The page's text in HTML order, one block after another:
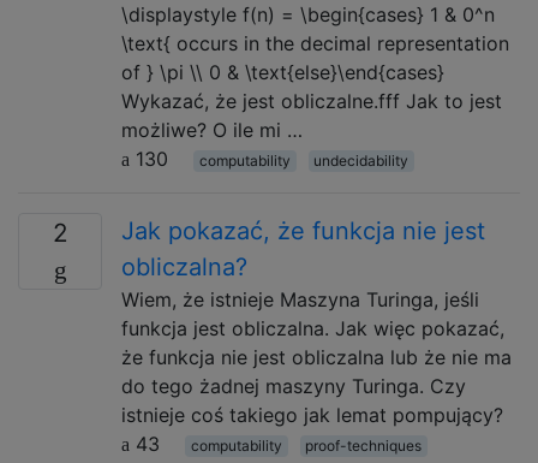
\displaystyle f(n) = \begin{cases} 1 & 0^n
\text{ occurs in the decimal representation
of } \pi \\ 0 & \text{else}\end{cases}
Wykazać, że jest obliczalne.fff Jak to jest
możliwe? O ile mi …
130
computability undecidability
2
Jak pokazać, że funkcja nie jest
obliczalna?
Wiem, że istnieje Maszyna Turinga, jeśli
funkcja jest obliczalna. Jak więc pokazać,
że funkcja nie jest obliczalna lub że nie ma
do tego żadnej maszyny Turinga. Czy
istnieje coś takiego jak lemat pompujący?
43
computability
proof-techniques